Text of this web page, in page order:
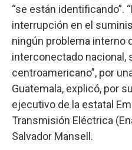
“se están identificando”.
interrupción en el
ningún problema interno
interconectado nacional,
centroamericano”, por
Guatemala, explicó, por
ejecutivo de la estatal
Transmisión Eléctrica
Salvador Mansell.